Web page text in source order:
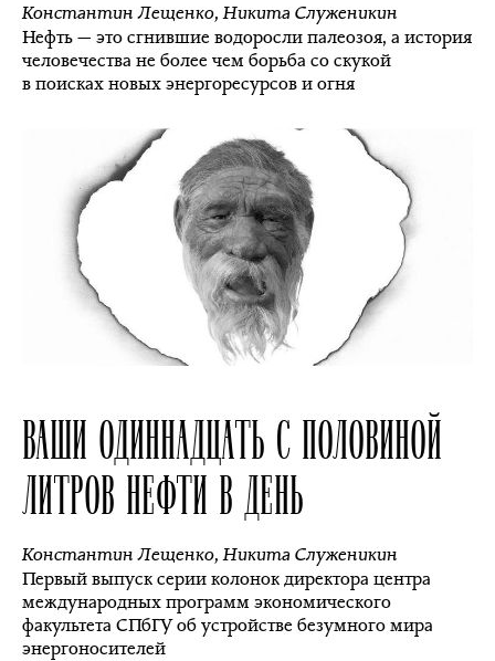
Константин Лещенко,Никита Служеникин
Нефть — это сгнившие водоросли палеозоя, а история
человечества не более чем борьба со скукой
в поисках новых энергоресурсов и огня
ВАШИ ОДИННАДЦАТЬ С ПОЛОВИНОЙ
ЛИТРОВ НЕФТИ В ДЕНЬ
Константин Лещенко,Никита Служеникин
Первый выпуск серии колонок директора центра
международных программ экономического
факультета СПбГУ об устройстве безумного мира
энергоносителей